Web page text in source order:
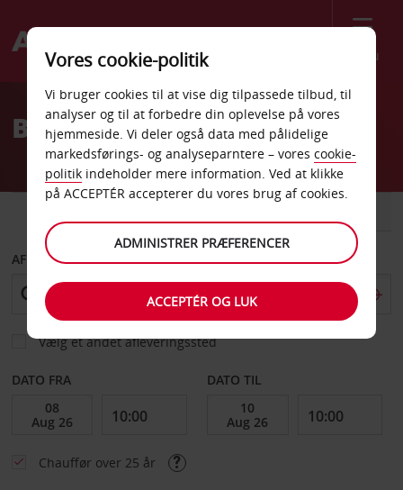
Menu
Welcome
AvisBilleje Appleton
AFHENT FRA
Vælg et andet afleveringssted
DATO FRA DATO TIL
Chauffør over 25 år
Vores cookie-politik
Vi bruger cookies til at vise dig tilpassede tilbud, til
analyser og til at forbedre din oplevelse på vores
hjemmeside. Vi deler også data med pålidelige
markedsførings- og analyseparntere – vores cookie-
politik indeholder mere information. Ved at klikke
på ACCEPTÉR accepterer du vores brug af cookies.
ADMINISTRER PRÆFERENCER
ACCEPTÉR OG LUK